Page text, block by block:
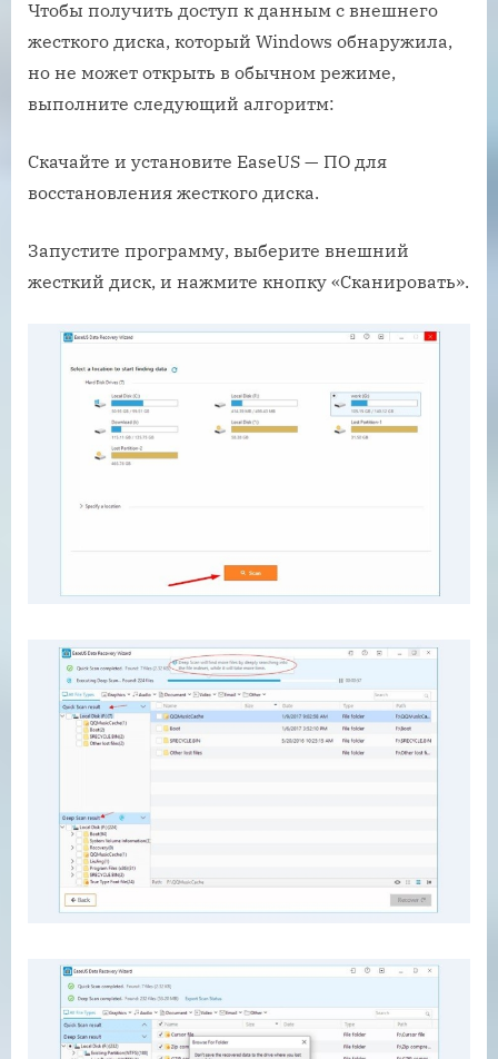
Чтобы получить доступ к данным с внешнего
жесткого диска, который Windows обнаружила,
но не может открыть в обычном режиме,
выполните следующий алгоритм:
Скачайте и установите EaseUS — ПО для
восстановления жесткого диска.
Запустите программу, выберите внешний
жесткий диск, и нажмите кнопку «Сканировать».